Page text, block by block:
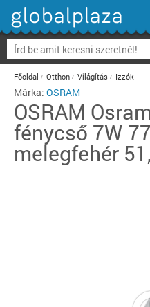
Főoldal Otthon Világítás Izzók
Márka: OSRAM
OSRAM
fénycső 7W
melegfehér